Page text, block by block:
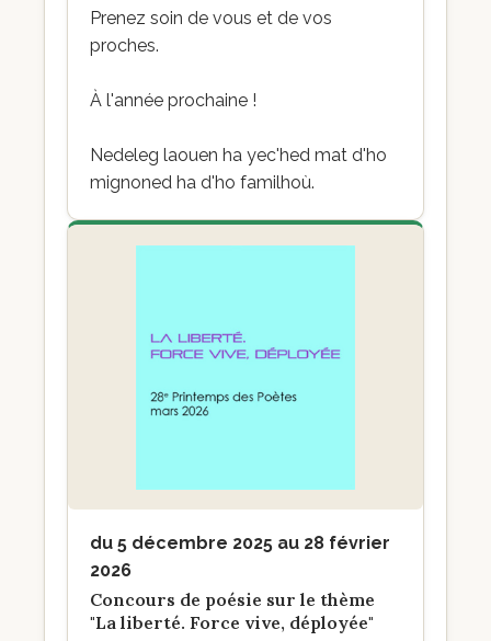
Prenez soin de vous et de vos
proches.
À l'année prochaine !
Nedeleg laouen ha yec'hed mat d'ho
mignoned ha d'ho familhoù.
du 5 décembre 2025 au 28 février
2026
Concours de poésie sur le thème
"La liberté. Force vive, déployée"